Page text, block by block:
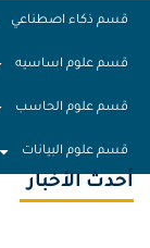
قسم ذكاء اصطناعي
قسم علوم اساسيه
قسم علوم الحاسب
قسم علوم البيانات
أحدث الأخبار